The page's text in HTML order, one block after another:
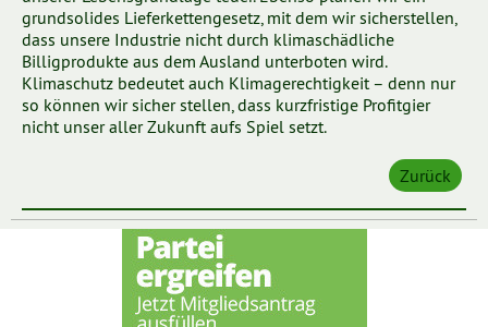
grundsolides Lieferkettengesetz, mit dem wir sicherstellen,
dass unsere Industrie nicht durch klimaschädliche
Billigprodukte aus dem Ausland unterboten wird.
Klimaschutz bedeutet auch Klimagerechtigkeit – denn nur
so können wir sicher stellen, dass kurzfristige Profitgier
nicht unser aller Zukunft aufs Spiel setzt.
Zurück